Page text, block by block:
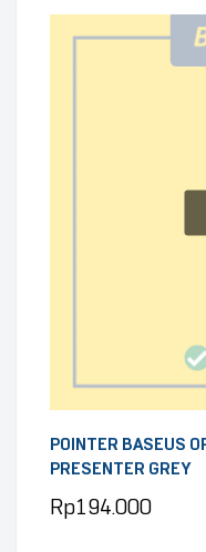
POINTER BASEUS
PRESENTER GREY
Rp194.000